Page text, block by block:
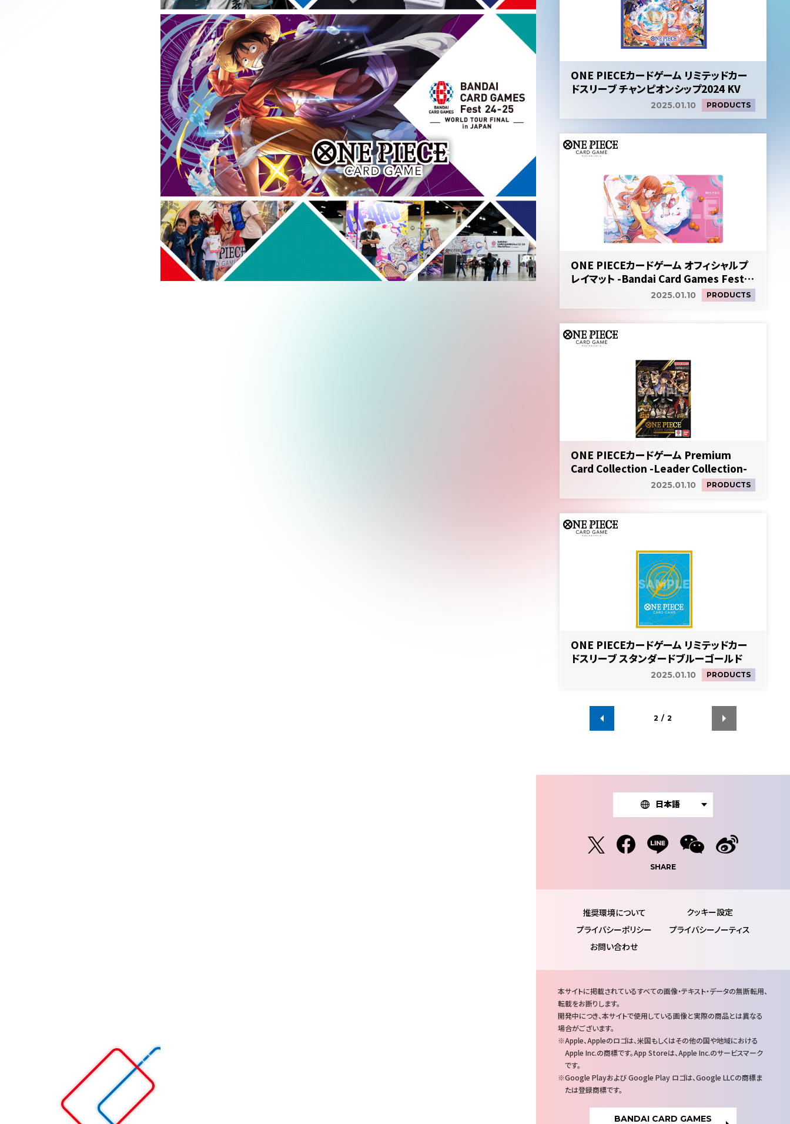
ONE PIECEカードゲーム リミテッドカー
ドスリーブ チャンピオンシップ2024 KV
2025.01.10 PRODUCTS
ONE PIECEカードゲーム オフィシャルプ
レイマット -Bandai Card Games Fest
2025.01.10 PRODUCTS
ONE PIECEカードゲーム Premium
Card Collection -Leader Collection-
2025.01.10 PRODUCTS
ONE PIECEカードゲーム リミテッドカー
ドスリーブ スタンダードブルーゴールド
2025.01.10 PRODUCTS
2 / 2
日本語
SHARE
推奨環境について
プライバシーポリシー
プライバシーノーティス
お問い合わせ
注
意
事
項
本サイトに掲載されているすべての画像・テキスト・データの無断転用、
転載をお断りします。
開発中につき、本サイトで使用している画像と実際の商品とは異なる
場合がございます。
Apple、Appleのロゴは、米国もしくはその他の国や地域における
Apple Inc.の商標です。App Storeは、Apple Inc.のサービスマーク
です。
Google Playおよび Google Play ロゴは、Google LLCの商標ま
たは登録商標です。
BANDAI CARD GAMES